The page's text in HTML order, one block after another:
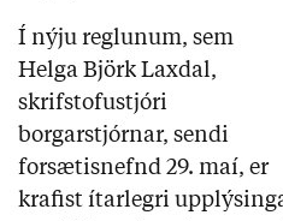
Í nýju reglunum, sem
Helga Björk Laxdal,
skrifstofustjóri
borgarstjórnar, sendi
forsætisnefnd 29. maí, er
krafist ítarlegri